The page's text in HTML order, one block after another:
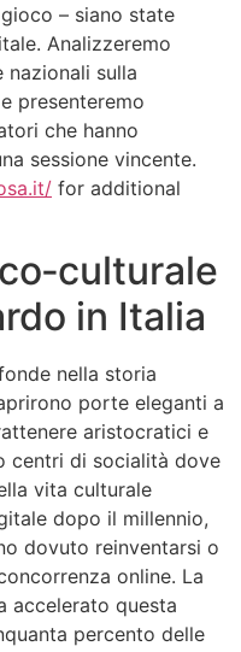
– siano state
Analizzeremo
nazionali sulla
presenteremo
che hanno
sessione vincente.
for additional
in Italia
nella storia
porte eleganti a
aristocratici e
centri di socialità dove
vita culturale
dopo il millennio,
dovuto reinventarsi o
online. La
accelerato questa
percento delle